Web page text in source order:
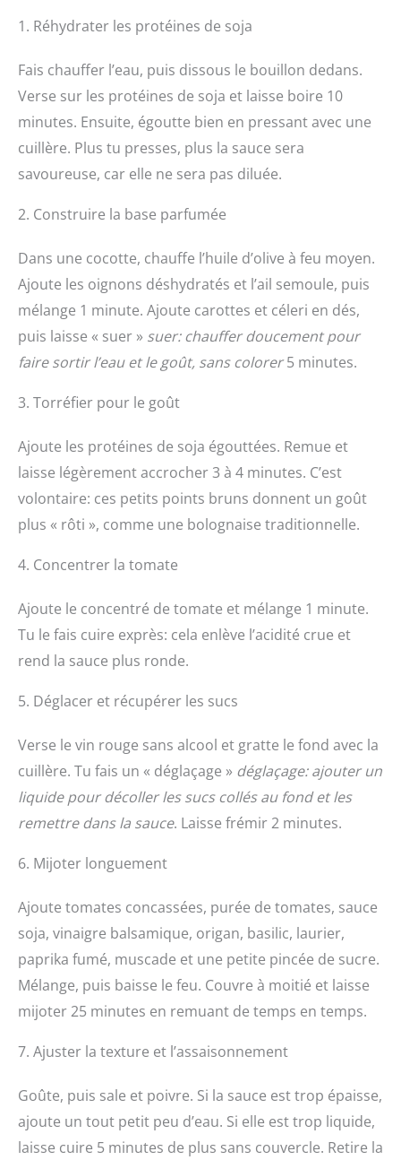
1. Réhydrater les protéines de soja
Fais chauffer l’eau, puis dissous le bouillon dedans.
Verse sur les protéines de soja et laisse boire 10
minutes. Ensuite, égoutte bien en pressant avec une
cuillère. Plus tu presses, plus la sauce sera
savoureuse, car elle ne sera pas diluée.
2. Construire la base parfumée
Dans une cocotte, chauffe l’huile d’olive à feu moyen.
Ajoute les oignons déshydratés et l’ail semoule, puis
mélange 1 minute. Ajoute carottes et céleri en dés,
puis laisse « suer » suer: chauffer doucement pour
faire sortir l’eau et le goût, sans colorer5 minutes.
3. Torréfier pour le goût
Ajoute les protéines de soja égouttées. Remue et
laisse légèrement accrocher 3 à 4 minutes. C’est
volontaire: ces petits points bruns donnent un goût
plus « rôti », comme une bolognaise traditionnelle.
4. Concentrer la tomate
Ajoute le concentré de tomate et mélange 1 minute.
Tu le fais cuire exprès: cela enlève l’acidité crue et
rend la sauce plus ronde.
5. Déglacer et récupérer les sucs
Verse le vin rouge sans alcool et gratte le fond avec la
cuillère. Tu fais un « déglaçage » déglaçage: ajouter un
liquide pour décoller les sucs collés au fond et les
remettre dans la sauce. Laisse frémir 2 minutes.
6. Mijoter longuement
Ajoute tomates concassées, purée de tomates, sauce
soja, vinaigre balsamique, origan, basilic, laurier,
paprika fumé, muscade et une petite pincée de sucre.
Mélange, puis baisse le feu. Couvre à moitié et laisse
mijoter 25 minutes en remuant de temps en temps.
7. Ajuster la texture et l’assaisonnement
Goûte, puis sale et poivre. Si la sauce est trop épaisse,
ajoute un tout petit peu d’eau. Si elle est trop liquide,
laisse cuire 5 minutes de plus sans couvercle. Retire la